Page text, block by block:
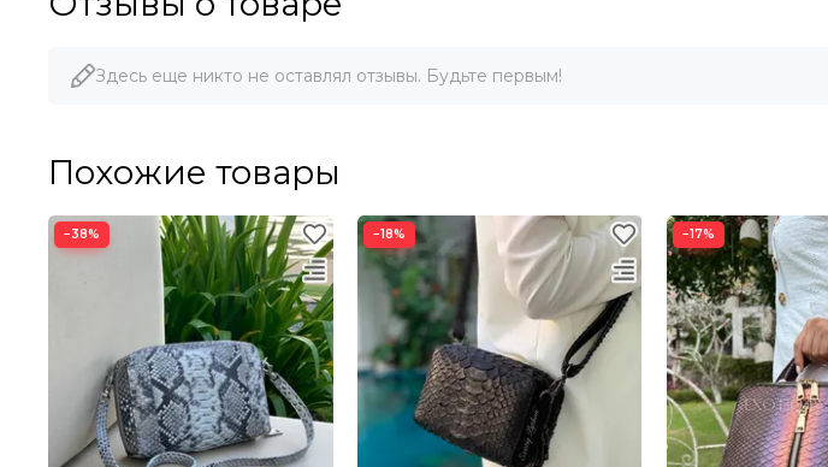
Здесь еще никто не оставлял отзывы. Будьте первым!
Похожие товары
−38% −18% −17%